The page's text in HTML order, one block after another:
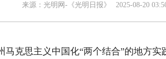
来源： 光明网-《光明日报》 2025-08-20
克思主义中国化“两个结合”的地方实